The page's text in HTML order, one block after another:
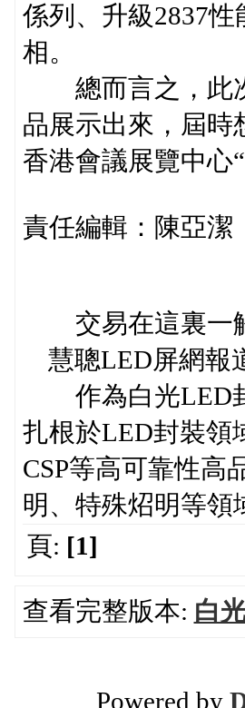
係列、升級2837
相。
總而言之，此次
品展示出來，屆時
香港會議展覽中心
責任編輯：陳亞潔
交易在這裏一觸
慧聰LED屏
作為白光LED封
扎根於LED封裝領
CSP等高可靠性高
明、特殊炤明等領
頁: [1]
查看完整版本: 白
Powered by